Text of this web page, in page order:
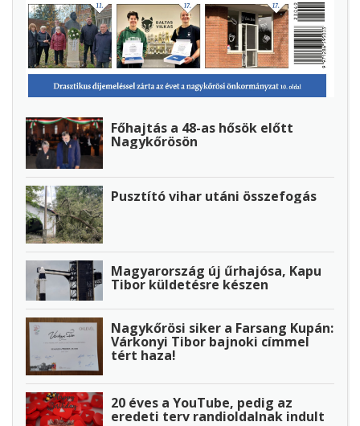
Főhajtás a 48-as hősök előtt
Nagykőrösön
Pusztító vihar utáni összefogás
Magyarország új űrhajósa, Kapu
Tibor küldetésre készen
Nagykőrösi siker a Farsang Kupán:
Várkonyi Tibor bajnoki címmel
tért haza!
20 éves a YouTube, pedig az
eredeti terv randioldalnak indult